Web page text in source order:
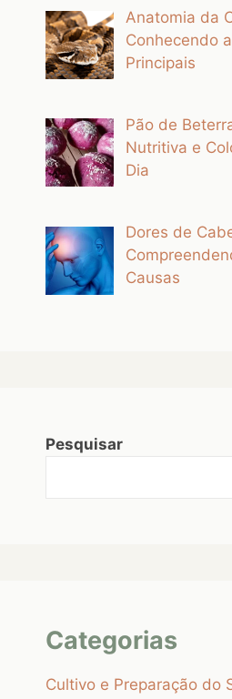
Anatomia da
Conhecendo
Principais
Pão de
Nutritiva e
Dia
Dores de
Causas
Pesquisar
Categorias
Cultivo e Preparação do